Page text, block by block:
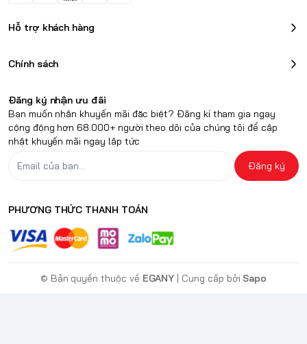
Hỗ trợ khách hàng
Chính sách
Đăng ký nhận ưu đãi
Bạn muốn nhận khuyến mãi đặc biệt? Đăng kí tham gia ngay
cộng động hơn 68.000+ người theo dõi của chúng tôi để cập
nhật khuyến mãi ngay lập tức
Đăng ký
PHƯƠNG THỨC THANH TOÁN
© Bản quyền thuộc về EGANY | Cung cấp bởi Sapo